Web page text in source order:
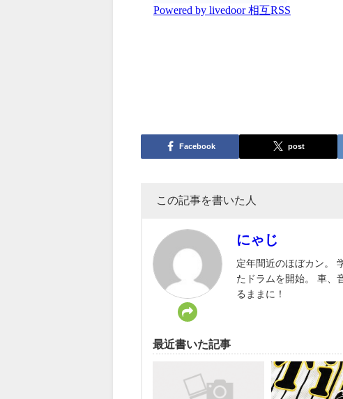
Facebook post
この記事を書いた人
にゃじ
定年間近のほぼカン。
たドラムを開始。 車、
るままに！
最近書いた記事